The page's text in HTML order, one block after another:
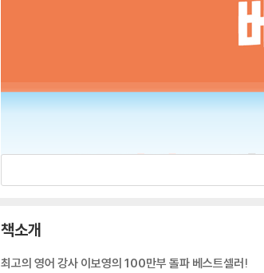
책소개
최고의 영어 강사 이보영의 100만부 돌파 베스트셀러!